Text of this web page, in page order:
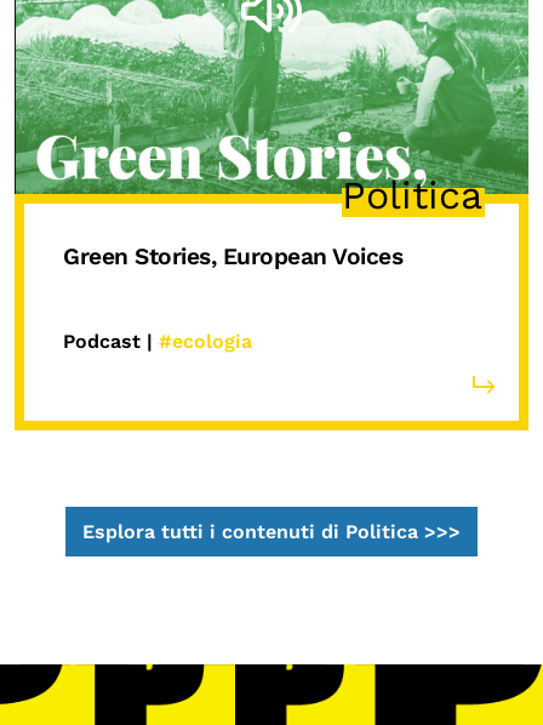
Politica
Green Stories, European Voices
Podcast | #ecologia
Esplora tutti i contenuti di Politica >>>